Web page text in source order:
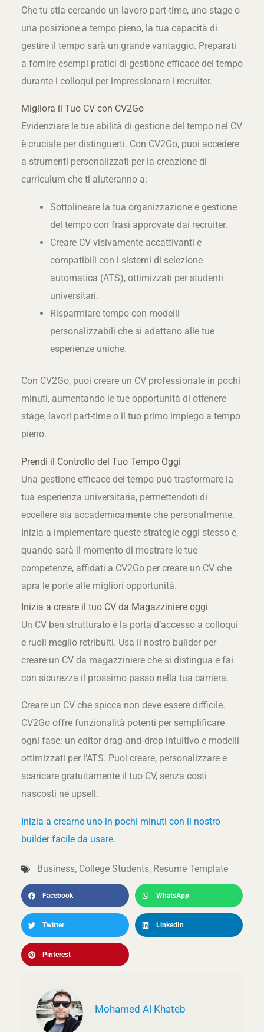
Che tu stia cercando un lavoro part-time, uno stage o
una posizione a tempo pieno, la tua capacità di
gestire il tempo sarà un grande vantaggio. Preparati
a fornire esempi pratici di gestione efficace del tempo
durante i colloqui per impressionare i recruiter.
Migliora il Tuo CV con CV2Go
Evidenziare le tue abilità di gestione del tempo nel CV
è cruciale per distinguerti. Con CV2Go, puoi accedere
a strumenti personalizzati per la creazione di
curriculum che ti aiuteranno a:
Sottolineare la tua organizzazione e gestione
del tempo con frasi approvate dai recruiter.
Creare CV visivamente accattivanti e
compatibili con i sistemi di selezione
automatica (ATS), ottimizzati per studenti
universitari.
Risparmiare tempo con modelli
personalizzabili che si adattano alle tue
esperienze uniche.
Con CV2Go, puoi creare un CV professionale in pochi
minuti, aumentando le tue opportunità di ottenere
stage, lavori part-time o il tuo primo impiego a tempo
pieno.
Prendi il Controllo del Tuo Tempo Oggi
Una gestione efficace del tempo può trasformare la
tua esperienza universitaria, permettendoti di
eccellere sia accademicamente che personalmente.
Inizia a implementare queste strategie oggi stesso e,
quando sarà il momento di mostrare le tue
competenze, affidati a CV2Go per creare un CV che
apra le porte alle migliori opportunità.
Inizia a creare il tuo CV da Magazziniere oggi
Un CV ben strutturato è la porta d’accesso a colloqui
e ruoli meglio retribuiti. Usa il nostro builder per
creare un CV da magazziniere che si distingua e fai
con sicurezza il prossimo passo nella tua carriera.
Creare un CV che spicca non deve essere difficile.
CV2Go offre funzionalità potenti per semplificare
ogni fase: un editor drag‑and‑drop intuitivo e modelli
ottimizzati per l’ATS. Puoi creare, personalizzare e
scaricare gratuitamente il tuo CV, senza costi
nascosti né upsell.
Inizia a crearne uno in pochi minuti con il nostro
builder facile da usare.
Business, College Students, Resume Template
Facebook WhatsApp
Twitter LinkedIn
Pinterest
Mohamed Al Khateb